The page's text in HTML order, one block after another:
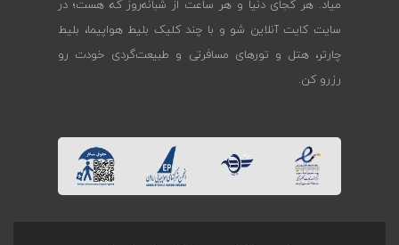
میاد. هر کجای دنیا و هر ساعت از شبانه‌روز که هست؛ در
سایت کایت آنلاین شو و با چند کلیک بلیط هواپیما، بلیط
چارتر، هتل و تورهای مسافرتی و طبیعت‌گردی خودت رو
رزرو کن.